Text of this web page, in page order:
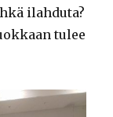
ilahduta?
tulee